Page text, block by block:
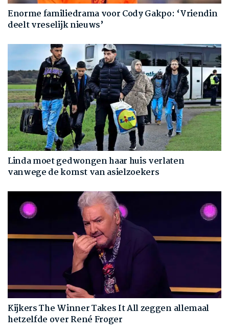
Enorme familiedrama voor Cody Gakpo: ‘Vriendin
deelt vreselijk nieuws’
Linda moet gedwongen haar huis verlaten
vanwege de komst van asielzoekers
Kijkers The Winner Takes It All zeggen allemaal
hetzelfde over René Froger